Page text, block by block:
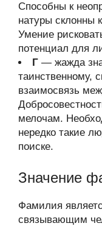
Способны к
натуры склонны
Умение
потенциал для
Г — жажда
таинственному,
взаимосвязь
мелочам.
нередко такие
поиске.
Значение
Фамилия
связывающим